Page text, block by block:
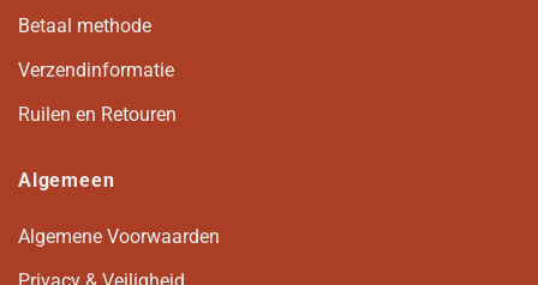
Betaal methode
Verzendinformatie
Ruilen en Retouren
Algemeen
Algemene Voorwaarden